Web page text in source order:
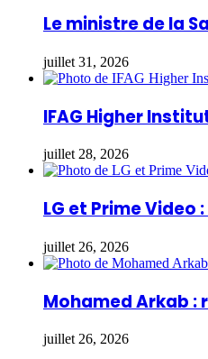
Le ministre de la
juillet 31, 2026
IFAG Higher
juillet 28, 2026
LG et Prime
juillet 26, 2026
Mohamed Arkab :
juillet 26, 2026